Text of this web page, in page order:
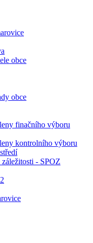
obce
obce
finačního výboru
kontrolního výboru
- SPOZ